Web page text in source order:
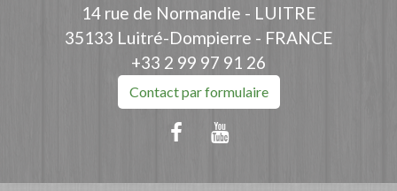
14 rue de Normandie - LUITRE
35133 Luitré-Dompierre - FRANCE
+33 2 99 97 91 26
Contact par formulaire